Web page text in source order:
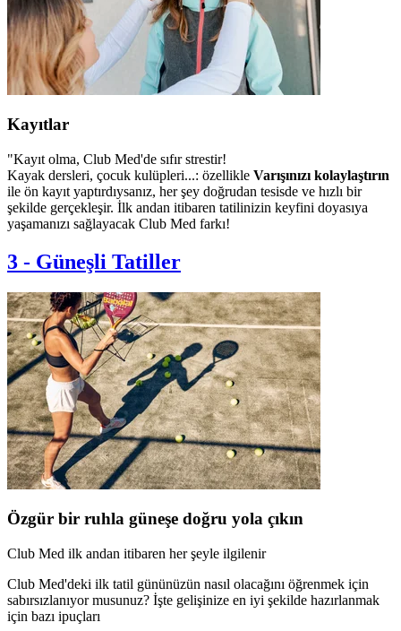
Kayıtlar
"Kayıt olma, Club Med'de sıfır strestir!
Kayak dersleri, çocuk kulüpleri...: özellikle Varışınızı kolaylaştırın
ile ön kayıt yaptırdıysanız, her şey doğrudan tesisde ve hızlı bir
şekilde gerçekleşir. İlk andan itibaren tatilinizin keyfini doyasıya
yaşamanızı sağlayacak Club Med farkı!
3 - Güneşli Tatiller
Özgür bir ruhla güneşe doğru yola çıkın
Club Med ilk andan itibaren her şeyle ilgilenir
Club Med'deki ilk tatil gününüzün nasıl olacağını öğrenmek için
sabırsızlanıyor musunuz? İşte gelişinize en iyi şekilde hazırlanmak
için bazı ipuçları